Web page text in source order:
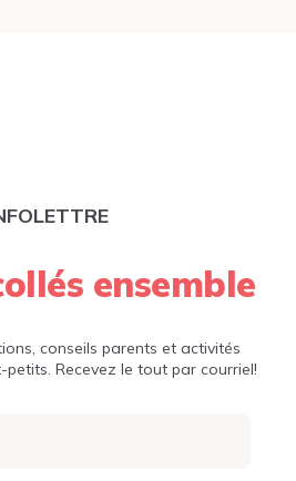
ensemble
conseils parents et activités
Recevez le tout par courriel!